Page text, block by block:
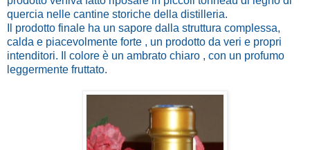
quercia nelle cantine storiche della distilleria.
Il prodotto finale ha un sapore dalla struttura complessa,
calda e piacevolmente forte , un prodotto da veri e propri
intenditori. Il colore è un ambrato chiaro , con un profumo
leggermente fruttato.